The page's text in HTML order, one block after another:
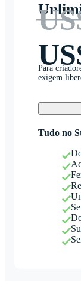
Para
exigem
Tudo no